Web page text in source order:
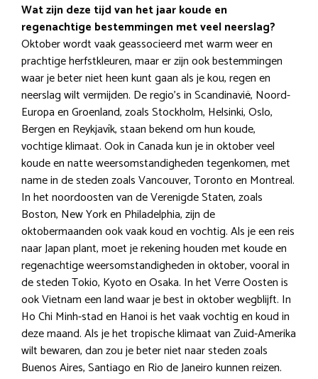
Wat zijn deze tijd van het jaar koude en
regenachtige bestemmingen met veel neerslag?
Oktober wordt vaak geassocieerd met warm weer en
prachtige herfstkleuren, maar er zijn ook bestemmingen
waar je beter niet heen kunt gaan als je kou, regen en
neerslag wilt vermijden. De regio’s in Scandinavië, Noord-
Europa en Groenland, zoals Stockholm, Helsinki, Oslo,
Bergen en Reykjavík, staan bekend om hun koude,
vochtige klimaat. Ook in Canada kun je in oktober veel
koude en natte weersomstandigheden tegenkomen, met
name in de steden zoals Vancouver, Toronto en Montreal.
In het noordoosten van de Verenigde Staten, zoals
Boston, New York en Philadelphia, zijn de
oktobermaanden ook vaak koud en vochtig. Als je een reis
naar Japan plant, moet je rekening houden met koude en
regenachtige weersomstandigheden in oktober, vooral in
de steden Tokio, Kyoto en Osaka. In het Verre Oosten is
ook Vietnam een land waar je best in oktober wegblijft. In
Ho Chi Minh-stad en Hanoi is het vaak vochtig en koud in
deze maand. Als je het tropische klimaat van Zuid-Amerika
wilt bewaren, dan zou je beter niet naar steden zoals
Buenos Aires, Santiago en Rio de Janeiro kunnen reizen.